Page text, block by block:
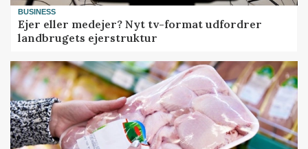
BUSINESS
Ejer eller medejer? Nyt tv-format udfordrer
landbrugets ejerstruktur